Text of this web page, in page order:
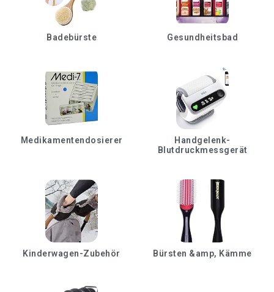
Badebürste Gesundheitsbad
Medikamentendosierer
Handgelenk-
Blutdruckmessgerät
Kinderwagen-Zubehör Bürsten &amp, Kämme